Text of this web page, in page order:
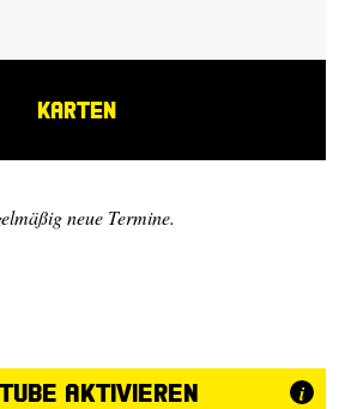
KARTEN
neue Termine.
aktivieren i